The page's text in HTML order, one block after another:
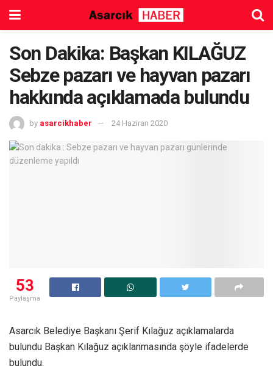
Son Dakika: Başkan KILAĞUZ
Sebze pazarı ve hayvan pazarı
hakkında açıklamada bulundu
by asarcikhaber 24 Haziran 2020
53
Paylaşma
Asarcık Belediye Başkanı Şerif Kılağuz açıklamalarda
bulundu Başkan Kılağuz açıklanmasında şöyle ifadelerde
bulundu.